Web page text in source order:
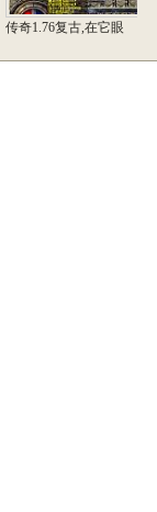
传奇1.76复古,在它眼